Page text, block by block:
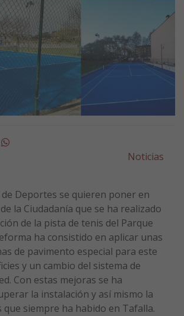
Whatsapp
Noticias
de Deportes se quieren poner en
la Ciudadanía que se ha realizado
de la pista de tenis del Parque
ha consistido en aplicar unas
de pavimento especial para este
y un cambio del sistema de
Con estas mejoras se ha
la instalación y así mismo la
que siempre ha habido en Tafalla.